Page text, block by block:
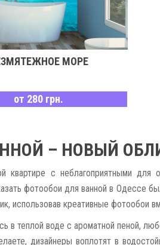
МОРЕ
от 280 грн.
– НОВЫЙ
с неблагоприятными для
фотообои для ванной в Одессе
использовав креативные фотообои
в теплой воде с ароматной пеной,
дизайнеры воплотят в